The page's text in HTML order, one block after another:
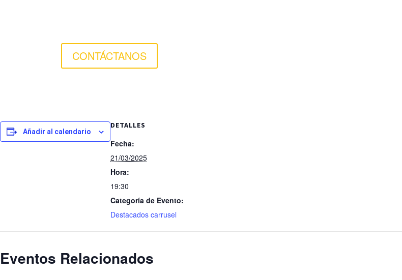
CONTÁCTANOS
Añadir al calendario
DETALLES
Fecha:
21/03/2025
Hora:
19:30
Categoría de Evento:
Destacados carrusel
Eventos Relacionados